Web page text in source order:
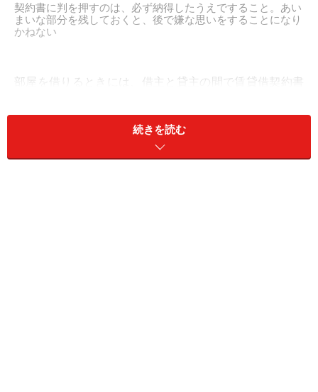
契約書に判を押すのは、必ず納得したうえですること。あい
まいな部分を残しておくと、後で嫌な思いをすることになり
かねない
部屋を借りるときには、借主と貸主の間で賃貸借契約書
は想像できるかもしれません。
では、その契約書がどんな内容だったらいいのでしょう
か？
続きを読む